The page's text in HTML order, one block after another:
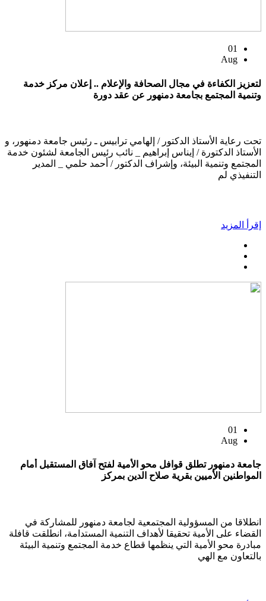
01
Aug
لتعزيز الكفاءة في مجال الصحافة والإعلام .. إعلان مركز خدمة
وتنمية المجتمع بجامعة دمنهور عن عقد دورة
تحت رعاية الأستاذ الدكتور / إلهامي ترابيس ـ رئيس جامعة دمنهور، و
الأستاذ الدكتورة / إيناس إبراهيم _ نائب رئيس الجامعة لشئون خدمة
المجتمع وتنمية البيئة، وإشراف الدكتور / أحمد حلمي _ المدير
التنفيذي لم
إقرأ المزيد
01
Aug
جامعة دمنهور تطلق قوافل محو الأمية لفتح آفاق المستقبل أمام
المواطنين الأميين بقرية صلاح الدين بمركز
انطلاقا من المسؤولية المجتمعية لجامعة دمنهور للمشاركة في
القضاء على الأمية تحقيقا لأهداف التنمية المستدامة، انطلقت قافلة
مبادرة محو الأمية التي ينظمها قطاع خدمة المجتمع وتنمية البيئة
بالتعاون مع الهي